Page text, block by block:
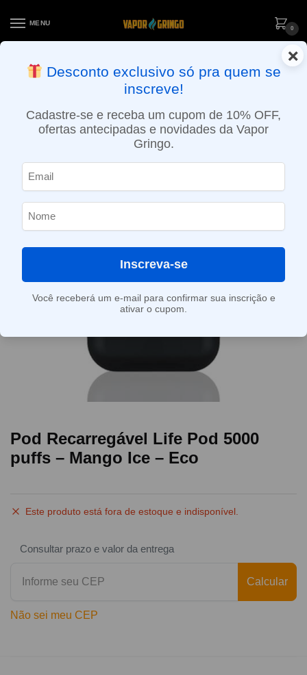
MENU
0
ENTREGA NO MESMO DIA EM SÃO PAULO (SEG A SEX): PEDIDOS
APROVADOS ATÉ 15:30 VIA MOTOBOY
Pod Recarregável Life Pod 5000
puffs – Mango Ice – Eco
Este produto está fora de estoque e indisponível.
Consultar prazo e valor da entrega
Calcular
Não sei meu CEP
×
Desconto exclusivo só pra quem se
inscreve!
Cadastre-se e receba um cupom de 10% OFF,
ofertas antecipadas e novidades da Vapor
Gringo.
Inscreva-se
Você receberá um e-mail para confirmar sua inscrição e
ativar o cupom.